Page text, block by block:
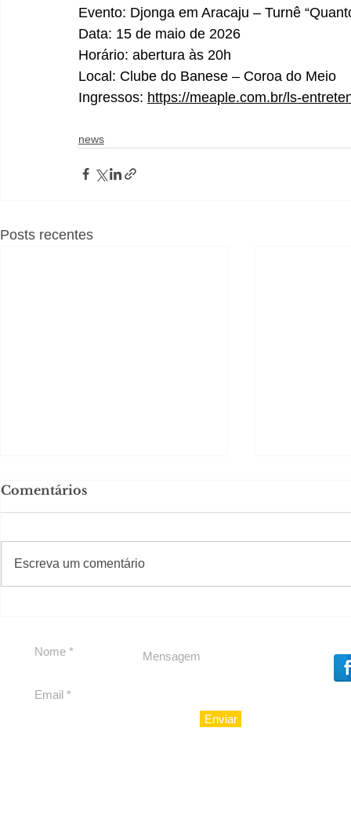
Evento: Djonga em Aracaju – Turnê
Data: 15 de maio de 2026
Horário: abertura às 20h
Local: Clube do Banese – Coroa do Meio
Ingressos: https://meaple.com.br/ls-
news
Posts recentes
Agenda pelo interior
com
Teatro
Comentários
Escreva um comentário
#Sugestões
Enviar